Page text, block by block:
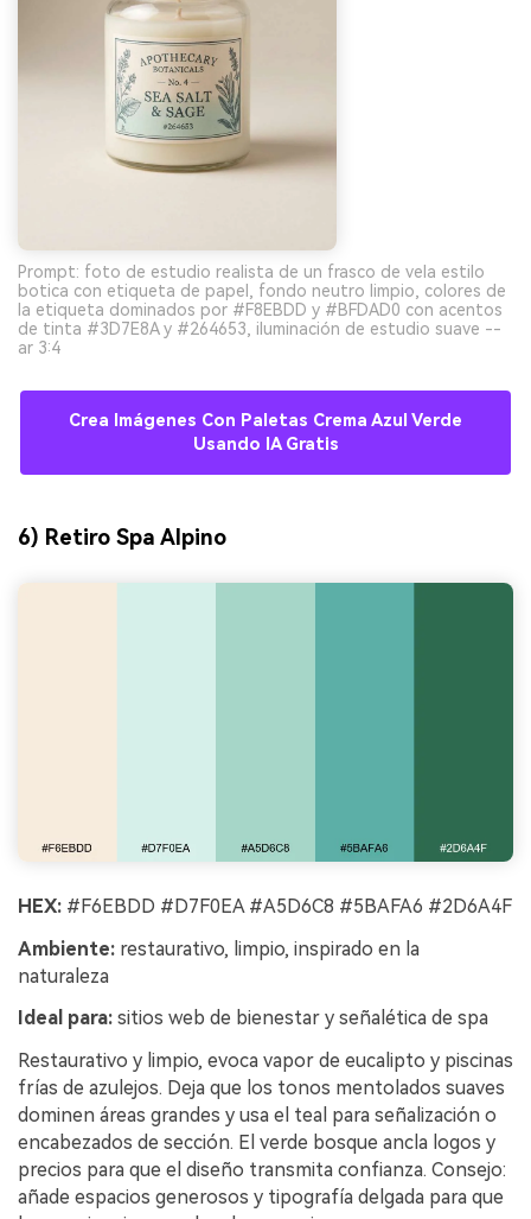
Prompt: foto de estudio realista de un frasco de vela estilo
botica con etiqueta de papel, fondo neutro limpio, colores de
la etiqueta dominados por #F8EBDD y #BFDAD0 con acentos
de tinta #3D7E8A y #264653, iluminación de estudio suave --
ar 3:4
Crea Imágenes Con Paletas Crema Azul Verde
Usando IA Gratis
6) Retiro Spa Alpino
HEX: #F6EBDD #D7F0EA #A5D6C8 #5BAFA6 #2D6A4F
Ambiente: restaurativo, limpio, inspirado en la
naturaleza
Ideal para: sitios web de bienestar y señalética de spa
Restaurativo y limpio, evoca vapor de eucalipto y piscinas
frías de azulejos. Deja que los tonos mentolados suaves
dominen áreas grandes y usa el teal para señalización o
encabezados de sección. El verde bosque ancla logos y
precios para que el diseño transmita confianza. Consejo:
añade espacios generosos y tipografía delgada para que